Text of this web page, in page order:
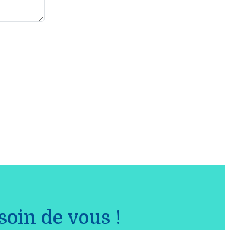
de vous !